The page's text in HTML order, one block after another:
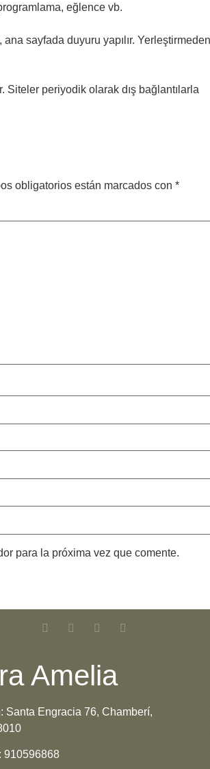
eğlence vb.
sayfada duyuru yapılır. Yerleştirmeden
Siteler periyodik olarak dış bağlantılarla
obligatorios están marcados con *
para la próxima vez que comente.
Amelia
Santa Engracia 76, Chamberí,
910596868